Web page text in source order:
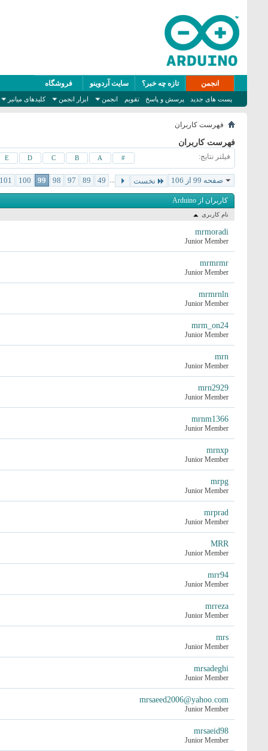
انجمن
پست های جدید پرسش و پاسخ تقویم انجمن ابزار انجمن کلیدهای میانبر
تازه چه خبر؟ سایت آردوینو فروشگاه
فهرست کاربران
فهرست کاربران
فیلتر نتایج #
A
B
C
D
E
صفحه 99 از 106 نخست ...
49
89
97
98
99
100
101
کاربران از Arduino
نام کاربری
mrmoradi
Junior Member
mrmrmr
Junior Member
mrmrnln
Junior Member
mrm_on24
Junior Member
mrn
Junior Member
mrn2929
Junior Member
mrnm1366
Junior Member
mrnxp
Junior Member
mrpg
Junior Member
mrprad
Junior Member
MRR
Junior Member
mrr94
Junior Member
mrreza
Junior Member
mrs
Junior Member
mrsadeghi
Junior Member
mrsaeed2006@yahoo.com
Junior Member
mrsaeid98
Junior Member